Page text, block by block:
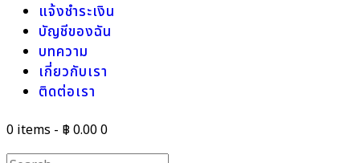
แจ้งชำระเงิน
บัญชีของฉัน
บทความ
เกี่ยวกับเรา
ติดต่อเรา
0 items - ฿ 0.000